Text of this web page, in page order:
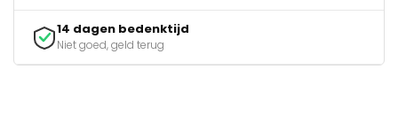
14 dagen bedenktijd
Niet goed, geld terug